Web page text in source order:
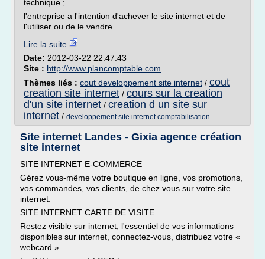
technique ;
l'entreprise a l'intention d'achever le site internet et de
l'utiliser ou de le vendre...
Lire la suite
Date: 2012-03-22 22:47:43
Site : http://www.plancomptable.com
Thèmes liés : cout developpement site internet / cout
creation site internet / cours sur la creation
d'un site internet / creation d un site sur
internet / developpement site internet comptabilisation
Site internet Landes - Gixia agence création
site internet
SITE INTERNET E-COMMERCE
Gérez vous-même votre boutique en ligne, vos promotions,
vos commandes, vos clients, de chez vous sur votre site
internet.
SITE INTERNET CARTE DE VISITE
Restez visible sur internet, l'essentiel de vos informations
disponibles sur internet, connectez-vous, distribuez votre «
webcard ».